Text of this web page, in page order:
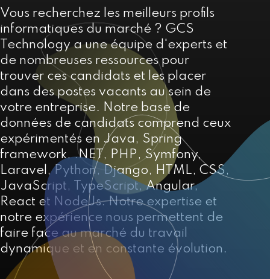
Vous recherchez les meilleurs profils
informatiques du marché ? GCS
Technology a une équipe d'experts et
de nombreuses ressources pour
trouver ces candidats et les placer
dans des postes vacants au sein de
votre entreprise. Notre base de
données de candidats comprend ceux
expérimentés en Java, Spring
framework, .NET, PHP, Symfony,
Laravel, Python, Django, HTML, CSS,
JavaScript, TypeScript, Angular,
React et NodeJs. Notre expertise et
notre expérience nous permettent de
faire face au marché du travail
dynamique et en constante évolution.